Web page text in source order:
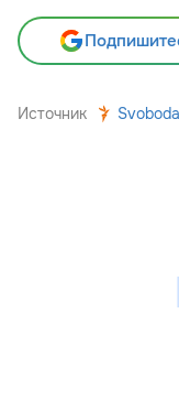
Источник Svoboda